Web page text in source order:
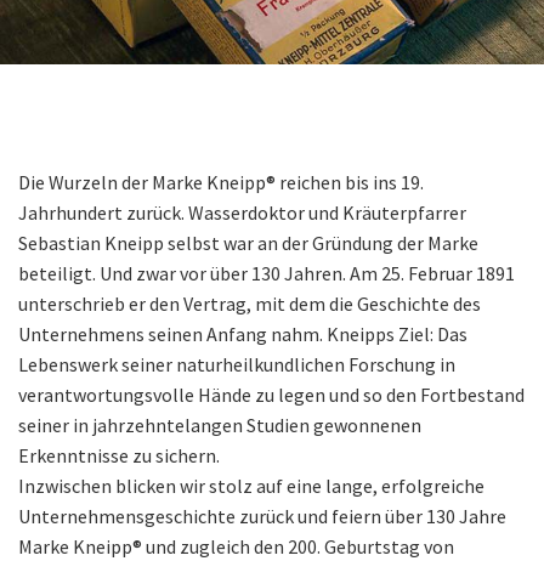
Die Wurzeln der Marke Kneipp® reichen bis ins 19.
Jahrhundert zurück. Wasserdoktor und Kräuterpfarrer
Sebastian Kneipp selbst war an der Gründung der Marke
beteiligt. Und zwar vor über 130 Jahren. Am 25. Februar 1891
unterschrieb er den Vertrag, mit dem die Geschichte des
Unternehmens seinen Anfang nahm. Kneipps Ziel: Das
Lebenswerk seiner naturheilkundlichen Forschung in
verantwortungsvolle Hände zu legen und so den Fortbestand
seiner in jahrzehntelangen Studien gewonnenen
Erkenntnisse zu sichern.
Inzwischen blicken wir stolz auf eine lange, erfolgreiche
Unternehmensgeschichte zurück und feiern über 130 Jahre
Marke Kneipp® und zugleich den 200. Geburtstag von